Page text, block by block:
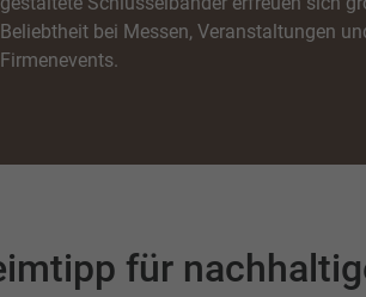
Beliebtheit bei Messen, Veranstaltungen
Firmenevents.
für
und Social-Media-Plattformen werden
externen Medien akzeptiert werden, bedarf der Zugriff